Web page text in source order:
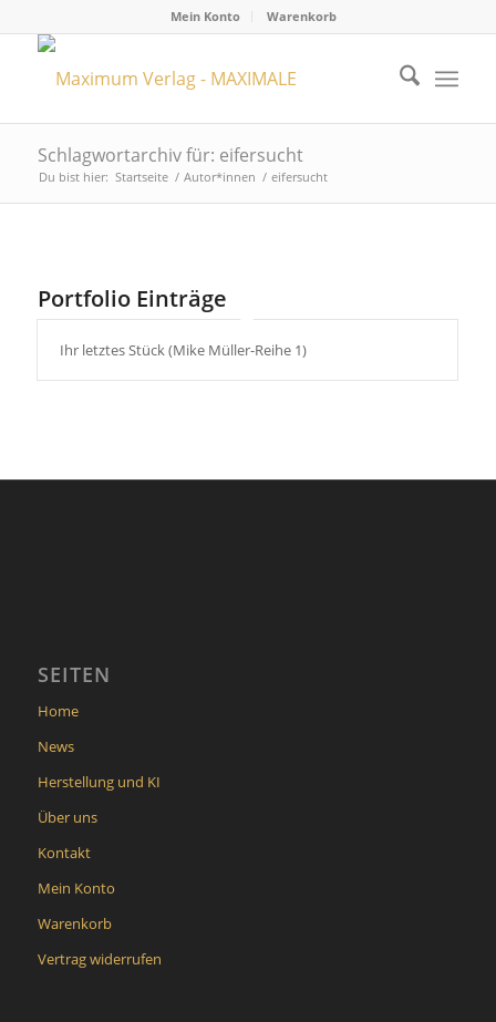
Mein Konto Warenkorb
Schlagwortarchiv für: eifersucht
Du bist hier: Startseite / Autor*innen / eifersucht
Portfolio Einträge
Ihr letztes Stück (Mike Müller-Reihe 1)
SEITEN
Home
News
Herstellung und KI
Über uns
Kontakt
Mein Konto
Warenkorb
Vertrag widerrufen